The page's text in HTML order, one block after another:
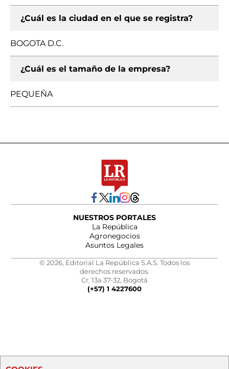
¿Cuál es la ciudad en el que se registra?
BOGOTA D.C.
¿Cuál es el tamaño de la empresa?
PEQUEÑA
NUESTROS PORTALES
La República
Agronegocios
Asuntos Legales
© 2026, Editorial La República S.A.S. Todos los
derechos reservados.
Cr. 13a 37-32, Bogotá
(+57) 1 4227600